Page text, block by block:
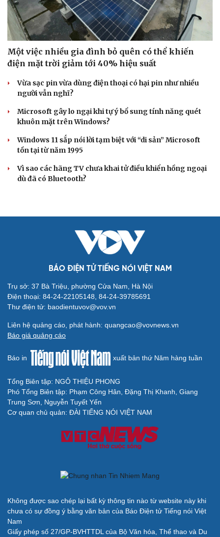
Một việc nhiều gia đình bỏ quên có thể khiến
điện mặt trời giảm tới 40% hiệu suất
Vừa sạc pin vừa dùng điện thoại có hại pin như nhiều
người vẫn nghĩ?
Microsoft gây lo ngại khi tự ý bổ sung tính năng quét
khuôn mặt trên Windows?
Windows 11 sắp nói lời tạm biệt với “di sản” Microsoft
tồn tại từ năm 1995
Vì sao các hãng TV chưa khai tử điều khiển hồng ngoại
dù đã có Bluetooth?
BÁO ĐIỆN TỬ TIẾNG NÓI VIỆT NAM
Trụ sở: 37 Bà Triệu, phường Cửa Nam, Hà Nội
Điện thoại: 84-24-22105148, 84-24-39785691
Thư điện tử: baodientuvov@vov.vn
Liên hệ quảng cáo, phát hành: quangcao@vovnews.vn
Báo giá quảng cáo
Báo in xuất bản thứ Năm hàng tuần
Tổng Biên tập: NGÔ THIỆU PHONG
Phó Tổng Biên tập: Phạm Công Hân, Đặng Thị Khanh, Giang
Trung Sơn, Nguyễn Tuyết Yến
Cơ quan chủ quản: ĐÀI TIẾNG NÓI VIỆT NAM
Không được sao chép lại bất kỳ thông tin nào từ website này khi
chưa có sự đồng ý bằng văn bản của Báo Điện tử Tiếng nói Việt
Nam
Giấy phép số 27/GP-BVHTTDL của Bộ Văn hóa, Thể thao và Du